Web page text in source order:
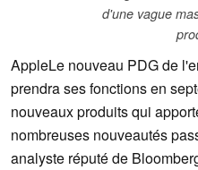
d'une vague
AppleLe nouveau PDG de
prendra ses fonctions en
nouveaux produits qui
nombreuses nouveautés
analyste réputé de